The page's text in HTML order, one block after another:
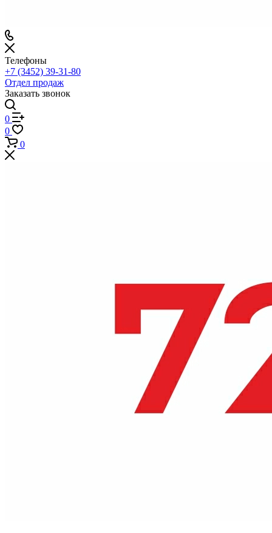
Телефоны
+7 (3452) 39-31-80
Отдел продаж
Заказать звонок
0
0
0